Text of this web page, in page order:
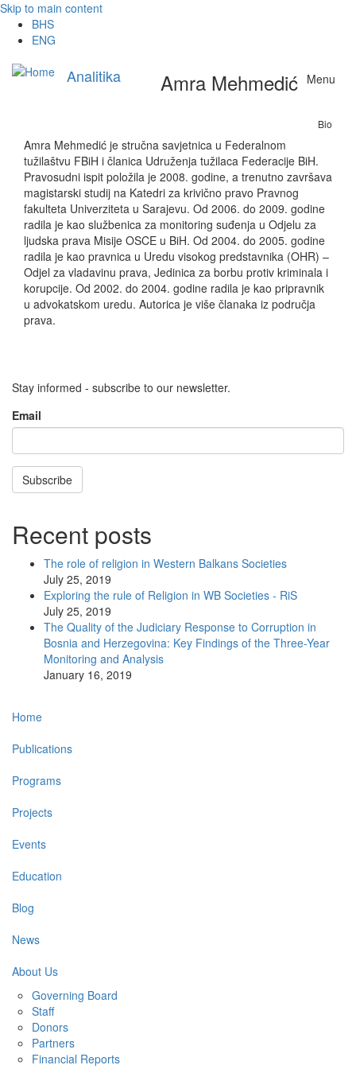
Skip to main content
BHS
ENG
Analitika Menu
Amra Mehmedić
Bio
Amra Mehmedić je stručna savjetnica u Federalnom
tužilaštvu FBiH i članica Udruženja tužilaca Federacije BiH.
Pravosudni ispit položila je 2008. godine, a trenutno završava
magistarski studij na Katedri za krivično pravo Pravnog
fakulteta Univerziteta u Sarajevu. Od 2006. do 2009. godine
radila je kao službenica za monitoring suđenja u Odjelu za
ljudska prava Misije OSCE u BiH. Od 2004. do 2005. godine
radila je kao pravnica u Uredu visokog predstavnika (OHR) –
Odjel za vladavinu prava, Jedinica za borbu protiv kriminala i
korupcije. Od 2002. do 2004. godine radila je kao pripravnik
u advokatskom uredu. Autorica je više članaka iz područja
prava.
Stay informed - subscribe to our newsletter.
Email
Subscribe
Recent posts
The role of religion in Western Balkans Societies
July 25, 2019
Exploring the rule of Religion in WB Societies - RiS
July 25, 2019
The Quality of the Judiciary Response to Corruption in
Bosnia and Herzegovina: Key Findings of the Three-Year
Monitoring and Analysis
January 16, 2019
Main
navigation
Home
Publications
Programs
Projects
Events
Education
Blog
News
About Us
Governing Board
Staff
Donors
Partners
Financial Reports